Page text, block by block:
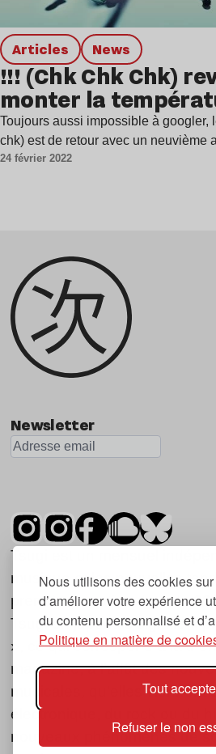
Nous utilisons des cookies
d’améliorer votre expérience
du contenu personnalisé et
Politique en matière de
Tout
Refuser le non
Articles news
!!! (Chk Chk Chk)
monter la
Toujours aussi impossible à googler,
chk) est de retour avec un neuvième
24 février 2022
Newsletter
Tsugi est un mensuel
musique et les nouvelles
première parution date de
Tsugi en japonais signifie «
», ce qui correspond à la
magazine, à l’affût des
musicales, qu’elles viennent
électronique, du rock ou du
nouveaux phénomènes de